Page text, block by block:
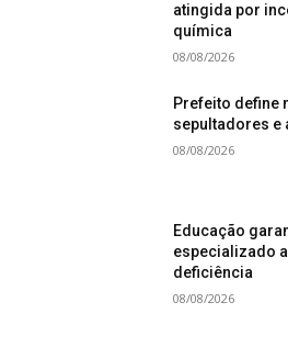
atingida por
química
08/08/2026
Prefeito define
sepultadores e
08/08/2026
Educação
especializado
deficiência
08/08/2026